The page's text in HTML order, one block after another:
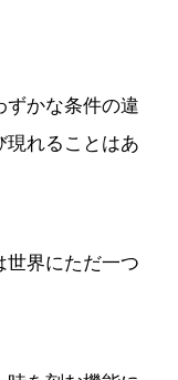
かな条件の違
れることはあ
界にただ一つ